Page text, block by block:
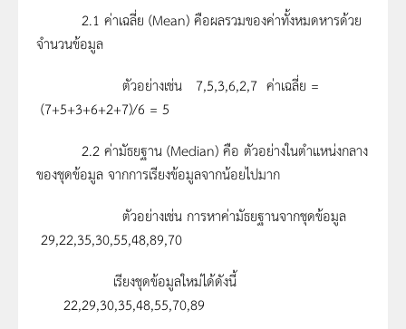
2.1 ค่าเฉลี่ย (Mean) คือผลรวมของค่าทั้งหมดหารด้วย
จำนวนข้อมูล
ตัวอย่างเช่น 7,5,3,6,2,7 ค่าเฉลี่ย =
(7+5+3+6+2+7)/6 = 5
2.2 ค่ามัธยฐาน (Median) คือ ตัวอย่างในตำแหน่งกลาง
ของชุดข้อมูล จากการเรียงข้อมูลจากน้อยไปมาก
ตัวอย่างเช่น การหาค่ามัธยฐานจากชุดข้อมูล
29,22,35,30,55,48,89,70
เรียงชุดข้อมูลใหม่ได้ดังนี้
22,29,30,35,48,55,70,89